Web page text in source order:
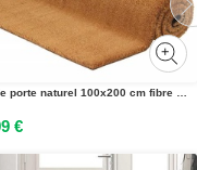
Tapis de porte naturel 100x200 cm fibre de coco touffeté
€